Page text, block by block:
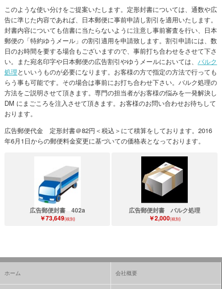
このような使い分けをご提案いたします。定形封書については、通数や広
告に準じた内容であれば、日本郵便に事前申請し割引を適用いたします。
封書内容についても信書に当たらないように注意し事前審査を行い、日本
郵便の「特約ゆうメール」の割引適用を申請致します。割引申請には、数
日のお時間を要する場合もございますので、事前打ち合わせをさせて下さ
い。また宛名印字や日本郵便の広告割引やゆうメールにおいては、 バルク
処理といいうものが必要になります。お客様の方で指定の方法で行っても
らう事も可能です。その場合は事前にお打ち合わせ下さい。バルク処理の
方法をご説明させて頂きます。専門の担当者がお客様の悩みを一発解決し
DM にまごころを注入させて頂きます。お客様のお問い合わせお待ちして
おります。
広告郵便代金 定形封書＠82円＜税込＞にて積算をしております。2016
年6月1日からの郵便料金変更に基づいての価格表となっております。
広告郵便封書 402a
￥73,649(税別)
広告郵便封書 バルク処理
￥2,000(税別)
ホーム 会社概要